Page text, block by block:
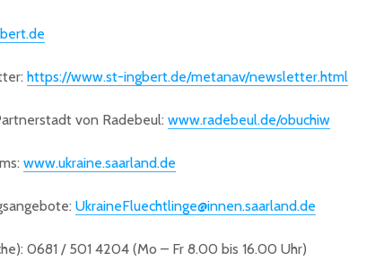
https://www.st-ingbert.de/metanav/newsletter.html
von Radebeul: www.radebeul.de/obuchiw
www.ukraine.saarland.de
UkraineFluechtlinge@innen.saarland.de
0681 / 501 4204 (Mo – Fr 8.00 bis 16.00 Uhr)